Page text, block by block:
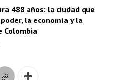
488 años: la ciudad que
la economía y la
Colombia